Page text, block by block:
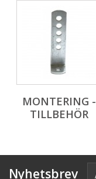
MONTERING -
TILLBEHÖR
Nyhetsbrev